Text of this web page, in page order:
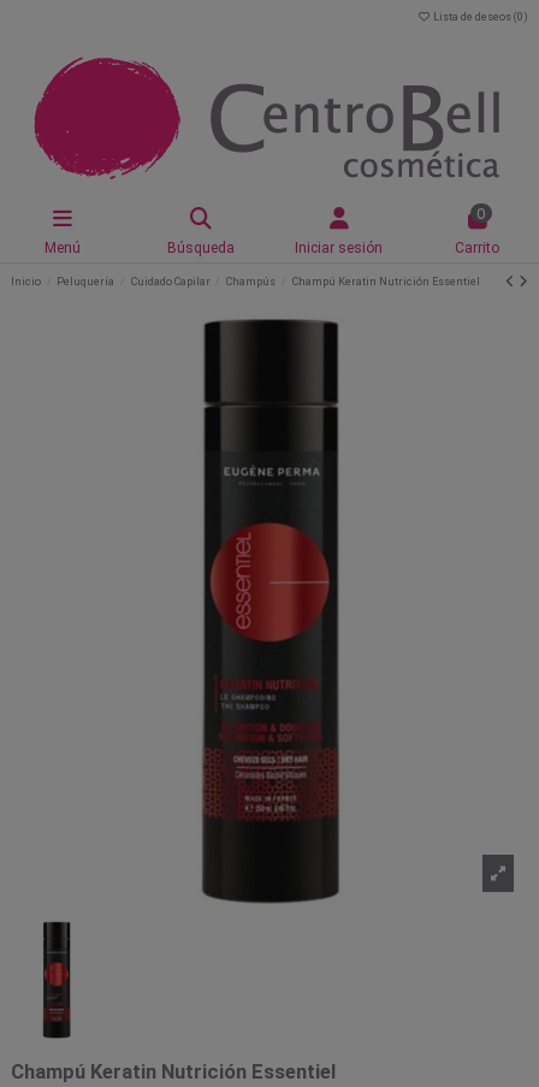
Lista de deseos (0 )
Menú Búsqueda Iniciar sesión
0
Carrito
Inicio Peluquería Cuidado Capilar Champús Champú Keratin Nutrición Essentiel
Champú Keratin Nutrición Essentiel